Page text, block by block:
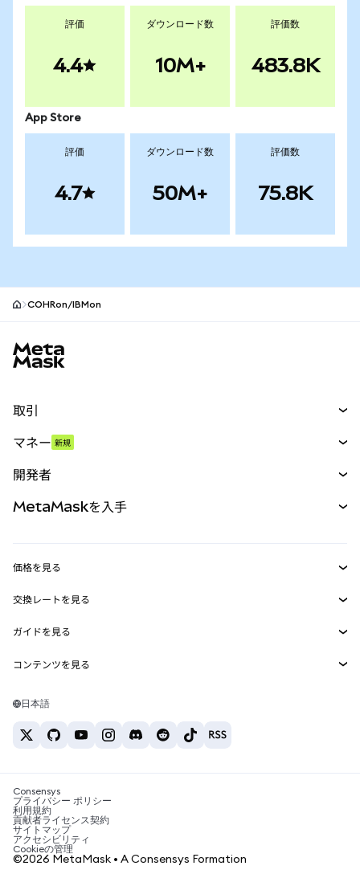
評価
4.4
ダウンロード数
10M+
評価数
483.8K
App Store
評価
4.7
ダウンロード数
50M+
評価数
75.8K
COHRon/IBMon
取引
パーペチュアル
RWA
マネー 新規
開発者
MetaMask Connect
Snaps
Web3サービス
MetaMaskを入手
セキュリティ
サポート
キャリア
お問い合わせ
価格を見る
イーサリアムの価格
Solanaの価格
Tetherの価格
交換レートを見る
ETH→USD
USDT→INR
BTC→INR
ETH→USDT
ガイドを見る
ETHの購入
USDTの購入
SHIBの購入
BNBの購入
コンテンツを見る
Solanaウォレット
税制関連ニュース
暗号資産の購入方法は？
ビットコインを売るには？
日本語
Consensys
プライバシー ポリシー
利用規約
貢献者ライセンス契約
サイトマップ
アクセシビリティ
Cookieの管理
©2026 MetaMask • A Consensys Formation